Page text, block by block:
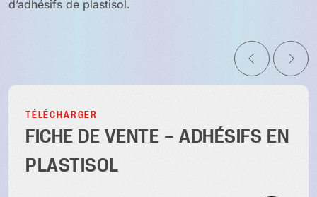
d’adhésifs de plastisol.
TÉLÉCHARGER
FICHE DE VENTE – ADHÉSIFS EN
PLASTISOL